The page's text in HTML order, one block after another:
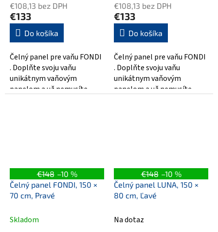
€108,13 bez DPH
€133
Do košíka
Čelný panel pre vaňu FONDI
. Doplňte svoju vaňu
unikátnym vaňovým
panelom a už nemusíte
€108,13 bez DPH
€133
Do košíka
Čelný panel pre vaňu FONDI
. Doplňte svoju vaňu
unikátnym vaňovým
panelom a už nemusíte
€148 –10 %
Čelný panel FONDI, 150 ×
70 cm, Pravé
Skladom
€148 –10 %
Čelný panel LUNA, 150 ×
80 cm, Ľavé
Na dotaz